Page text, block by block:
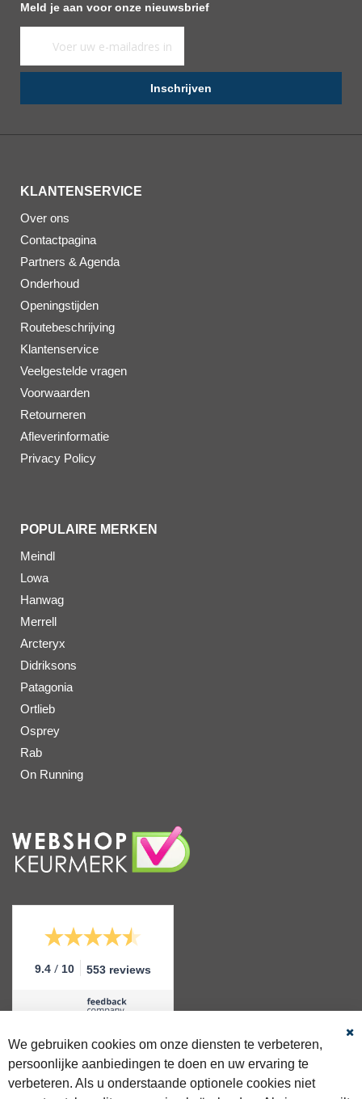
Meld je aan voor onze nieuwsbrief
op
Inschrijven
KLANTENSERVICE
Over ons
Contactpagina
Partners & Agenda
Onderhoud
Openingstijden
Routebeschrijving
Klantenservice
Veelgestelde vragen
Voorwaarden
Retourneren
Afleverinformatie
Privacy Policy
POPULAIRE MERKEN
Meindl
Lowa
Hanwag
Merrell
Arcteryx
Didriksons
Patagonia
Ortlieb
Osprey
Rab
On Running
9.4 / 10 553 reviews
GRATIS VERZENDING
Gratis verzending >€50 binnen NL & BE.
We gebruiken cookies om onze diensten te verbeteren,
persoonlijke aanbiedingen te doen en uw ervaring te
verbeteren. Als u onderstaande optionele cookies niet